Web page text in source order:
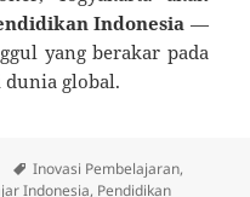
Indonesia —
yang berakar pada
dunia global.
Tags
Inovasi Pembelajaran,
Indonesia, Pendidikan